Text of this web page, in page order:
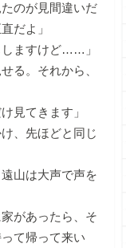
のが見間違いだ
だよ」
しますけど……」
る。それから、
見てきます」
、先ほどと同じ
山は大声で声を
があったら、そ
て帰って来い